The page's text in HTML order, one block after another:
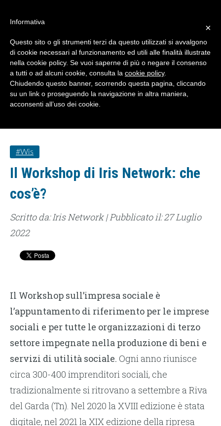
#WIS22
Home
Forum 2023
#wis
Il Workshop di Iris Network: che
cos’è?
Scritto da: Iris Network | Pubblicato il: 27 Luglio
2022
Il Workshop sull’impresa sociale è
l’appuntamento di riferimento per le imprese
sociali e per tutte le organizzazioni di terzo
settore impegnate nella produzione di beni e
servizi di utilità sociale. Ogni anno riunisce
circa 300-400 imprenditori sociali, che
tradizionalmente si ritrovano a settembre a Riva
del Garda (Tn). Nel 2020 la XVIII edizione è stata
digitale, nel 2021 la XIX edizione della ripresa
×
Informativa
Questo sito o gli strumenti terzi da questo utilizzati si avvalgono
di cookie necessari al funzionamento ed utili alle finalità illustrate
nella cookie policy. Se vuoi saperne di più o negare il consenso
a tutti o ad alcuni cookie, consulta la cookie policy.
Chiudendo questo banner, scorrendo questa pagina, cliccando
su un link o proseguendo la navigazione in altra maniera,
acconsenti all’uso dei cookie.